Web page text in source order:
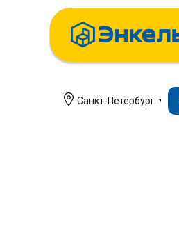
Санкт-Петербург